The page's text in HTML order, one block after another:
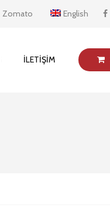
Zomato English
İLETIŞIM